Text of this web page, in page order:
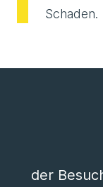
Schaden.
der